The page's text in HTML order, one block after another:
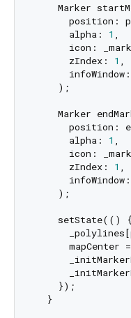
Marker
position:
      alpha:
1 ,
icon:
      zIndex:
1 ,
      infoWindow:
    );
Marker
position:
      alpha:
1 ,
icon:
      zIndex:
1 ,
      infoWindow:
    );
    setState(() {
mapCenter
    });
  }